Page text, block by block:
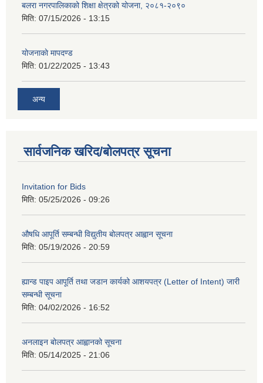
बलरा नगरपालिकाको शिक्षा क्षेत्रको योजना, २०८१-२०९०
मिति: 07/15/2026 - 13:15
योजनाकाे मापदण्ड
मिति: 01/22/2025 - 13:43
अन्य
सार्वजनिक खरिद/बोलपत्र सूचना
Invitation for Bids
मिति: 05/25/2026 - 09:26
औषधि आपूर्ति सम्बन्धी विद्युतीय बोलपत्र आह्वान सूचना
मिति: 05/19/2026 - 20:59
ह्यान्ड पाइप आपूर्ति तथा जडान कार्यको आशयपत्र (Letter of Intent) जारी
सम्बन्धी सूचना
मिति: 04/02/2026 - 16:52
अनलाइन बोलपत्र आह्वानको सूचना
मिति: 05/14/2025 - 21:06